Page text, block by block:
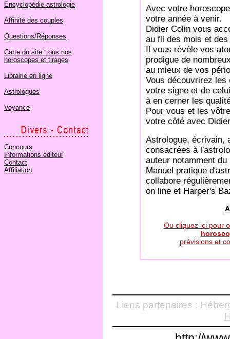
Encyclopédie astrologie
Affinité des couples
Questions/Réponses
Carte du site: tous nos
horoscopes et tirages
Librairie en ligne
Astrologues
Voyance
Concours
Informations éditeur
Contact
Affiliation
Avec votre
votre année à venir.
Didier Colin vous
au fil des mois et
Il vous révèle vos
prodigue de
au mieux de vos
Vous découvrirez les
votre signe et de
à en cerner les
Pour vous et les
votre côté avec
Astrologue, écrivain,
consacrées à
auteur notamment
Manuel pratique
collabore
on line et Harper's
Ou cliquez ici pour
prévisions et
Liens partenaires :